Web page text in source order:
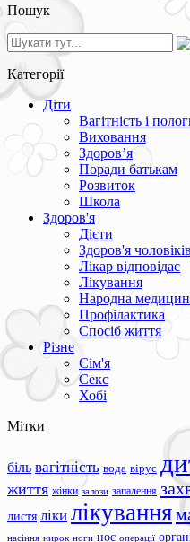
Пошук
Категорії
Діти
Вагітність і
Виховання
Здоров’я
Поради батькам
Розвиток
Школа
Здоров'я
Дієти
Здоров'я чоловіків
Лікар відповідає
Лікування
Народна
Профілактика
Спосіб життя
Різне
Сім'я
Секс
Хобі
Мітки
біль вагітність вода вірус
життя жінки залози запалення
листя ліки лікування
насіння нирок ноги нос операції